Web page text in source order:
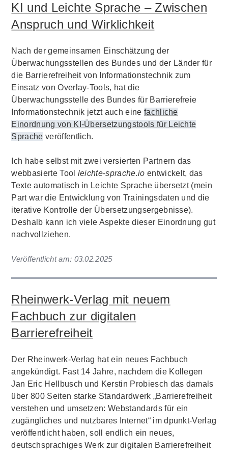
KI und Leichte Sprache – Zwischen
Anspruch und Wirklichkeit
Nach der gemeinsamen Einschätzung der
Überwachungsstellen des Bundes und der Länder für
die Barrierefreiheit von Informationstechnik zum
Einsatz von Overlay-Tools, hat die
Überwachungsstelle des Bundes für Barrierefreie
Informationstechnik jetzt auch eine fachliche
Einordnung von KI-Übersetzungstools für Leichte
Sprache veröffentlich.
Ich habe selbst mit zwei versierten Partnern das
webbasierte Tool leichte-sprache.io entwickelt, das
Texte automatisch in Leichte Sprache übersetzt (mein
Part war die Entwicklung von Trainingsdaten und die
iterative Kontrolle der Übersetzungsergebnisse).
Deshalb kann ich viele Aspekte dieser Einordnung gut
nachvollziehen.
Veröffentlicht am: 03.02.2025
Rheinwerk-Verlag mit neuem
Fachbuch zur digitalen
Barrierefreiheit
Der Rheinwerk-Verlag hat ein neues Fachbuch
angekündigt. Fast 14 Jahre, nachdem die Kollegen
Jan Eric Hellbusch und Kerstin Probiesch das damals
über 800 Seiten starke Standardwerk „Barrierefreiheit
verstehen und umsetzen: Webstandards für ein
zugängliches und nutzbares Internet“ im dpunkt-Verlag
veröffentlicht haben, soll endlich ein neues,
deutschsprachiges Werk zur digitalen Barrierefreiheit